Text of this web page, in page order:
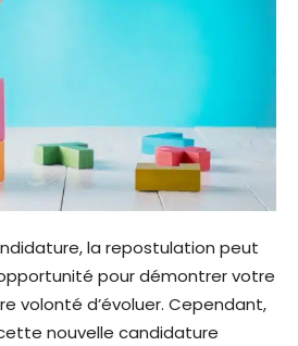
la repostulation peut
pour démontrer votre
volonté d’évoluer. Cependant,
nouvelle candidature